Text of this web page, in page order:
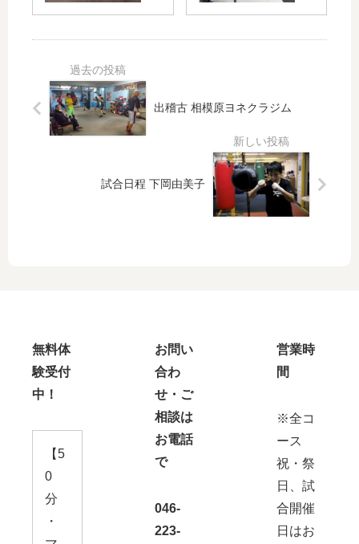
ャ
ピ
オ
ン
出
出稽古 相模原ヨネクラジム
試合日程 下岡由美子
無料体
験受付
中！
【5
0
分
・
お問い
合わ
せ・ご
相談は
お電話
で
046-
223-
営業時
間
※全コ
ース
祝・祭
日、試
合開催
日はお